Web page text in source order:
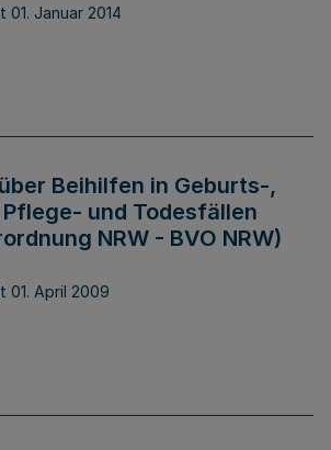
01. Januar 2014
Beihilfen in Geburts-,
und Todesfällen
NRW - BVO NRW)
01. April 2009